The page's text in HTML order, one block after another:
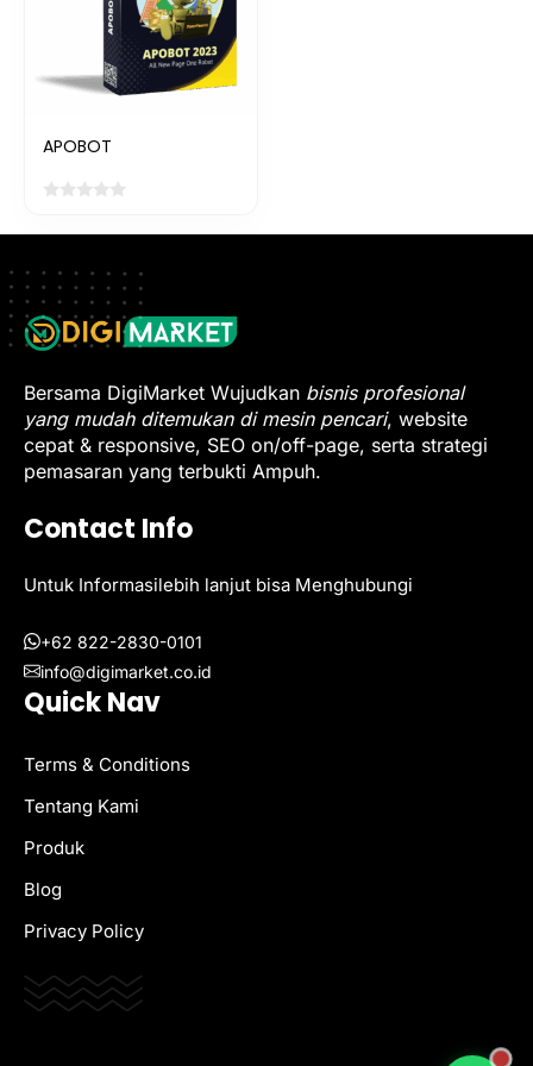
APOBOT
Bersama DigiMarket Wujudkan bisnis profesional
yang mudah ditemukan di mesin pencari, website
cepat & responsive, SEO on/off-page, serta strategi
pemasaran yang terbukti Ampuh.
Contact Info
Untuk Informasilebih lanjut bisa Menghubungi
+62 822-2830-0101
info@digimarket.co.id
Quick Nav
Terms & Conditions
Tentang Kami
Produk
Blog
Privacy Policy